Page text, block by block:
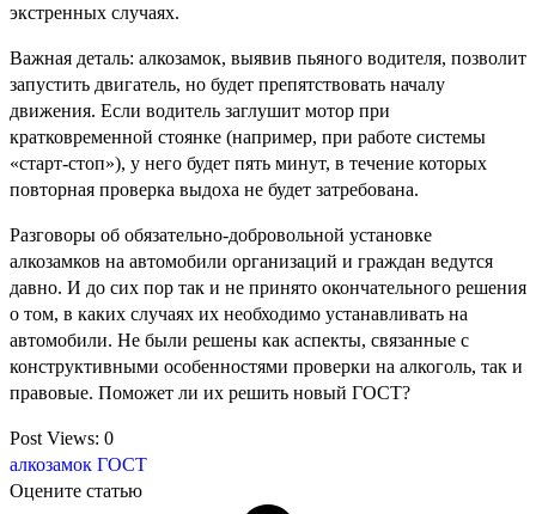
экстренных случаях.
Важная деталь: алкозамок, выявив пьяного водителя, позволит
запустить двигатель, но будет препятствовать началу
движения. Если водитель заглушит мотор при
кратковременной стоянке (например, при работе системы
«старт-стоп»), у него будет пять минут, в течение которых
повторная проверка выдоха не будет затребована.
Разговоры об обязательно-добровольной установке
алкозамков на автомобили организаций и граждан ведутся
давно. И до сих пор так и не принято окончательного решения
о том, в каких случаях их необходимо устанавливать на
автомобили. Не были решены как аспекты, связанные с
конструктивными особенностями проверки на алкоголь, так и
правовые. Поможет ли их решить новый ГОСТ?
Post Views: 0
алкозамок ГОСТ
Оцените статью